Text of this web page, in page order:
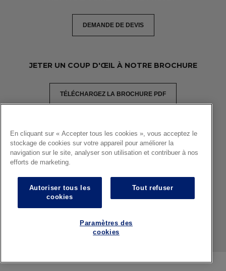
DEMANDE DE DEVIS
JETER UN COUP D'ŒIL À NOTRE BROCHURE
TÉLÉCHARGEZ LA BROCHURE PDF
Copyright 2026 Glastetik
Mentions légales
Politique de cookies
En cliquant sur « Accepter tous les cookies », vous acceptez le
stockage de cookies sur votre appareil pour améliorer la
navigation sur le site, analyser son utilisation et contribuer à nos
efforts de marketing.
Autoriser tous les
cookies
Tout refuser
Paramètres des
cookies